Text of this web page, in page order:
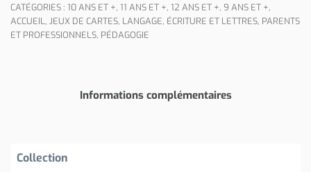
CATÉGORIES : 10 ANS ET +, 11 ANS ET +, 12 ANS ET +, 9 ANS ET +,
ACCUEIL, JEUX DE CARTES, LANGAGE, ÉCRITURE ET LETTRES, PARENTS
ET PROFESSIONNELS, PÉDAGOGIE
Informations complémentaires
Collection